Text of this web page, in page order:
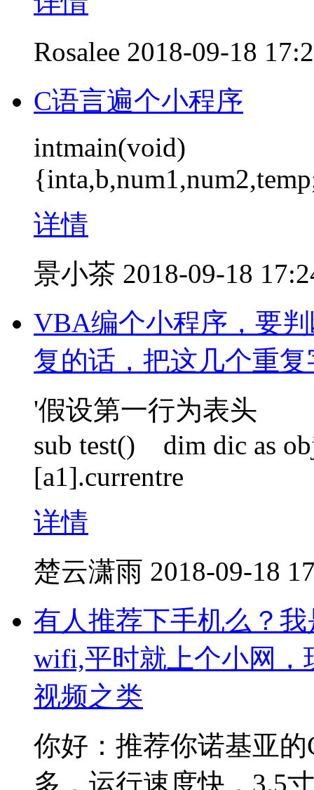
Rosalee 2018-09-18
C语言遍个小程序
intmain(void)
详情
景小茶 2018-09-18
VBA编个小程序，要
复的话，把这几个重
'假设第一行为表头
sub test() dim dic as
[a1].currentre
详情
楚云潇雨 2018-09-18
有人推荐下手机么？
wifi,平时就上个小网，
视频之类
你好：推荐你诺基亚
多，运行速度快，3.5